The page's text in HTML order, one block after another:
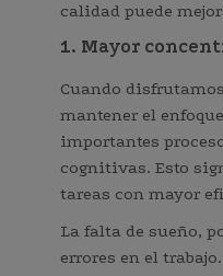
calidad puede
1. Mayor
Cuando
mantener el
importantes
cognitivas. Esto
tareas con mayor
La falta de sueño,
errores en el trabajo.